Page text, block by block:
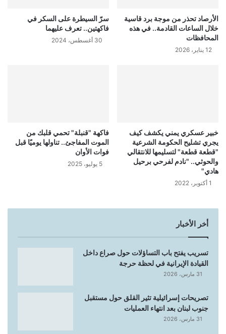
الأرصاد تحذر من موجة برد قاسية
خلال الساعات القادمة.. في هذه
المحافظات
12 يناير، 2026
سرّ السيطرة على السكر في
فاكهتين.. تعرف عليهما
30 أغسطس، 2024
خبير عسكري يمني يكشف كيف
يجري تشليح الحكومة الشرعية
"قطعة قطعة" لتسليمها للانتقالي
والحوثي.. "نادم لفرحي برحيل
هادي"
1 أكتوبر، 2022
فاكهة "قنبلة" تحمي قلبك من
الموت المفاجئ.. تناولها يوميًا قبل
فوات الأوان
5 يوليو، 2025
أخر الأخبار
تسريب يفتح باب التساؤلات حول صراع داخل
القيادة الإيرانية في لحظة حرجة
31 مارس، 2026
تصريحات إسرائيلية تثير القلق حول مستقبل
جنوب لبنان بعد انتهاء العمليات
31 مارس، 2026